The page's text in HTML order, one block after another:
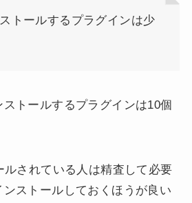
トールするプラグインは少
トールするプラグインは10個
ルされている人は精査して必要
ストールしておくほうが良い